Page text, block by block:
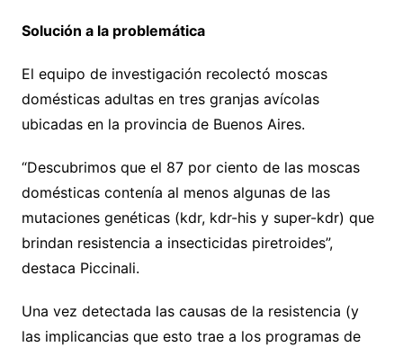
Solución a la problemática
El equipo de investigación recolectó moscas
domésticas adultas en tres granjas avícolas
ubicadas en la provincia de Buenos Aires.
“Descubrimos que el 87 por ciento de las moscas
domésticas contenía al menos algunas de las
mutaciones genéticas (kdr, kdr-his y super-kdr) que
brindan resistencia a insecticidas piretroides”,
destaca Piccinali.
Una vez detectada las causas de la resistencia (y
las implicancias que esto trae a los programas de